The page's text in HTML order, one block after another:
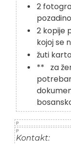
2
2 kopije
kojoj se
žuti
** za
Kontakt: